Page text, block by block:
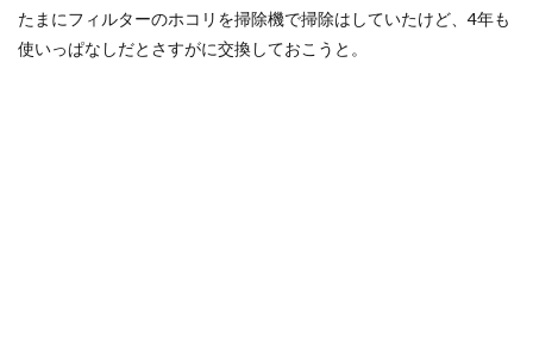
たまにフィルターのホコリを掃除機で掃除はしていたけど、4年も
使いっぱなしだとさすがに交換しておこうと。